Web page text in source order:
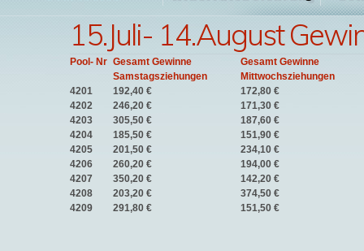
15.Juli- 14.August
Pool- Nr Gesamt Gewinne
Samstagsziehungen
Gesamt Gewinne
Mittwochsziehungen
4201
192,40 €
172,80 €
4202
246,20 €
171,30 €
4203
305,50 €
187,60 €
4204
185,50 €
151,90 €
4205
201,50 €
234,10 €
4206
260,20 €
194,00 €
4207
350,20 €
142,20 €
4208
203,20 €
374,50 €
4209
291,80 € 151,50 €